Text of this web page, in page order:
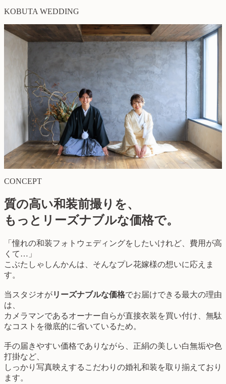
KOBUTA WEDDING
CONCEPT
質の高い和装前撮りを、
もっとリーズナブルな価格で。
「憧れの和装フォトウェディングをしたいけれど、費用が高
くて…」
こぶたしゃしんかんは、そんなプレ花嫁様の想いに応えま
す。
当スタジオがリーズナブルな価格でお届けできる最大の理由
は、
カメラマンであるオーナー自らが直接衣装を買い付け、無駄
なコストを徹底的に省いているため。
手の届きやすい価格でありながら、正絹の美しい白無垢や色
打掛など、
しっかり写真映えするこだわりの婚礼和装を取り揃えており
ます。